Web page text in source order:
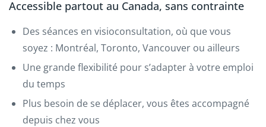
Accessible partout au Canada, sans contrainte
Des séances en visioconsultation, où que vous
soyez : Montréal, Toronto, Vancouver ou ailleurs
Une grande flexibilité pour s’adapter à votre emploi
du temps
Plus besoin de se déplacer, vous êtes accompagné
depuis chez vous